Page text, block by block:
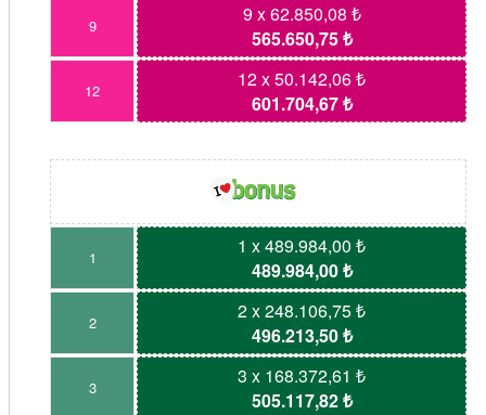
9
9 x 62.850,08 ₺
565.650,75 ₺
12
12 x 50.142,06 ₺
601.704,67 ₺
1
1 x 489.984,00 ₺
489.984,00 ₺
2
2 x 248.106,75 ₺
496.213,50 ₺
3
3 x 168.372,61 ₺
505.117,82 ₺